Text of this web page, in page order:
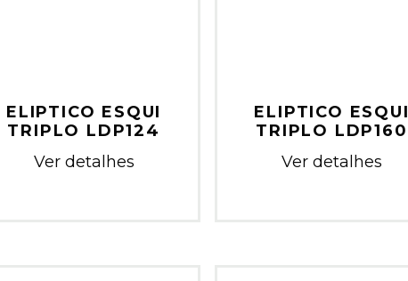
ELIPTICO ESQUI
TRIPLO LDP124
Ver detalhes
ELIPTICO ESQUI
TRIPLO LDP160
Ver detalhes